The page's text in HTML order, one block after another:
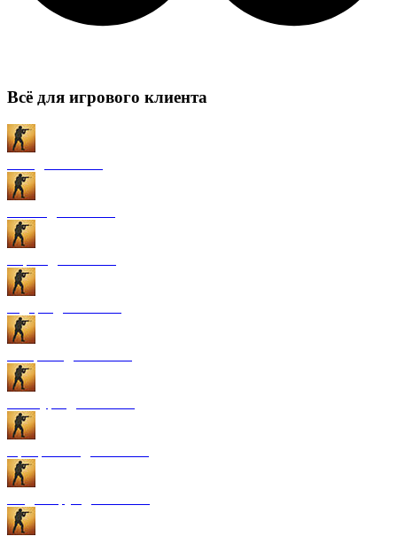
Всё для игрового клиента